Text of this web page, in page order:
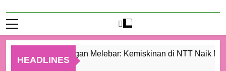
Ketimpangan Melebar: Kemiskinan di NTT Naik